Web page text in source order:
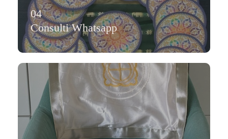
04
Consulti Whatsapp